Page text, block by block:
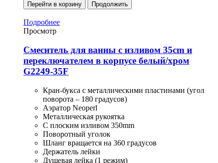
Перейти в корзину Продолжить
Подробнее
Просмотр
Смеситель для ванны с изливом 35cm и
переключателем в корпусе белый/хром
G2249-35F
Кран-букса с металлическими пластинами (угол
поворота – 180 градусов)
Аэратор Neoperl
Металлическая рукоятка
С плоским изливом 350mm
Поворотный уголок
Шланг вращается на 360 градусов
Держатель лейки
Душевая лейка (1 режим)